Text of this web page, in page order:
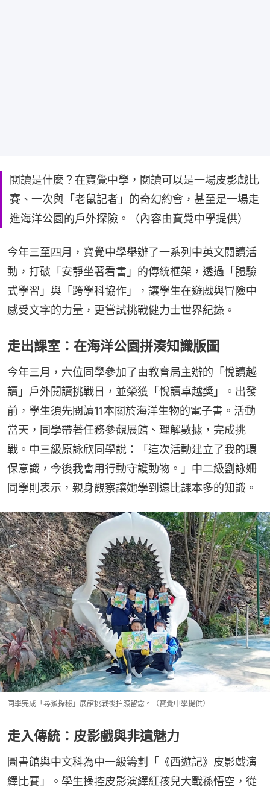
閱讀是什麼？在寶覺中學，閱讀可以是一場皮影戲比
賽、一次與「老鼠記者」的奇幻約會，甚至是一場走
進海洋公園的戶外探險。（內容由寶覺中學提供）
今年三至四月，寶覺中學舉辦了一系列中英文閱讀活
動，打破「安靜坐著看書」的傳統框架，透過「體驗
式學習」與「跨學科協作」，讓學生在遊戲與冒險中
感受文字的力量，更嘗試挑戰健力士世界紀錄。
走出課室：在海洋公園拼湊知識版圖
今年三月，六位同學參加了由教育局主辦的「悅讀越
讀」戶外閱讀挑戰日，並榮獲「悅讀卓越獎」。出發
前，學生須先閱讀11本關於海洋生物的電子書。活動
當天，同學帶著任務參觀展館、理解數據，完成挑
戰。中三級原詠欣同學說：「這次活動建立了我的環
保意識，今後我會用行動守護動物。」中二級劉詠姍
同學則表示，親身觀察讓她學到遠比課本多的知識。
同學完成「尋鯊探秘」展館挑戰後拍照留念。（寶覺中學提供）
走入傳統：皮影戲與非遺魅力
圖書館與中文科為中一級籌劃「《西遊記》皮影戲演
繹比賽」。學生操控皮影演繹紅孩兒大戰孫悟空，從